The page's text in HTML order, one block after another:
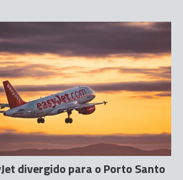
divergido para o Porto Santo